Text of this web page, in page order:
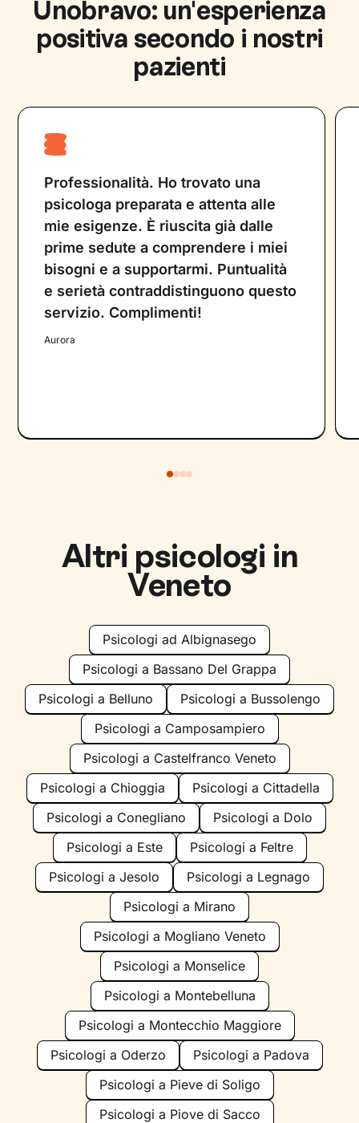
uno psicologo o psichiatra che utilizza diverse
tecniche psicoterapeutiche su cui è
specializzato, per fornire supporto
psicologico. Entrambe le figure professionali
lavorano con l’obiettivo di migliorare la vita
Unobravo: un'esperienza
positiva secondo i nostri
pazienti
Professionalità. Ho trovato una
psicologa preparata e attenta alle
mie esigenze. È riuscita già dalle
prime sedute a comprendere i miei
bisogni e a supportarmi. Puntualità
e serietà contraddistinguono questo
servizio. Complimenti!
Aurora
Altri psicologi in
Veneto
Psicologi ad Albignasego
Psicologi a Bassano Del Grappa
Psicologi a Belluno
Psicologi a Bussolengo
Psicologi a Camposampiero
Psicologi a Castelfranco Veneto
Psicologi a Chioggia
Psicologi a Cittadella
Psicologi a Conegliano
Psicologi a Dolo
Psicologi a Este
Psicologi a Feltre
Psicologi a Jesolo
Psicologi a Legnago
Psicologi a Mirano
Psicologi a Mogliano Veneto
Psicologi a Monselice
Psicologi a Montebelluna
Psicologi a Montecchio Maggiore
Psicologi a Oderzo
Psicologi a Padova
Psicologi a Pieve di Soligo
Psicologi a Piove di Sacco